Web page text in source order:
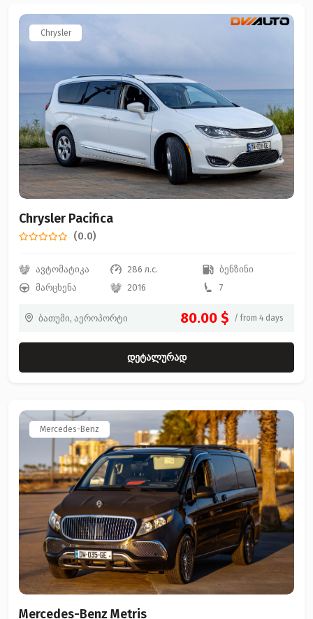
Chrysler
Chrysler Pacifica
(0.0)
ავტომატიკა 286 л.с.
ბენზინი
მარცხენა
2016 7
ბათუმი, აეროპორტი 80.00 $ / from 4 days
დეტალურად
Mercedes-Benz
Mercedes-Benz Metris